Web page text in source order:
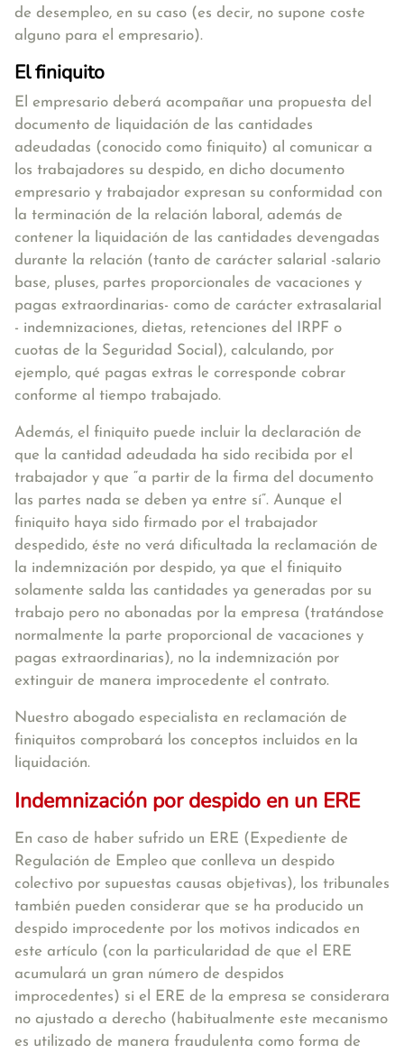
de desempleo, en su caso (es decir, no supone coste
alguno para el empresario).
El finiquito
El empresario deberá acompañar una propuesta del
documento de liquidación de las cantidades
adeudadas (conocido como finiquito) al comunicar a
los trabajadores su despido, en dicho documento
empresario y trabajador expresan su conformidad con
la terminación de la relación laboral, además de
contener la liquidación de las cantidades devengadas
durante la relación (tanto de carácter salarial -salario
base, pluses, partes proporcionales de vacaciones y
pagas extraordinarias- como de carácter extrasalarial
- indemnizaciones, dietas, retenciones del IRPF o
cuotas de la Seguridad Social), calculando, por
ejemplo, qué pagas extras le corresponde cobrar
conforme al tiempo trabajado.
Además, el finiquito puede incluir la declaración de
que la cantidad adeudada ha sido recibida por el
trabajador y que “a partir de la firma del documento
las partes nada se deben ya entre sí”. Aunque el
finiquito haya sido firmado por el trabajador
despedido, éste no verá dificultada la reclamación de
la indemnización por despido, ya que el finiquito
solamente salda las cantidades ya generadas por su
trabajo pero no abonadas por la empresa (tratándose
normalmente la parte proporcional de vacaciones y
pagas extraordinarias), no la indemnización por
extinguir de manera improcedente el contrato.
Nuestro abogado especialista en reclamación de
finiquitos comprobará los conceptos incluidos en la
liquidación.
Indemnización por despido en un ERE
En caso de haber sufrido un ERE (Expediente de
Regulación de Empleo que conlleva un despido
colectivo por supuestas causas objetivas), los tribunales
también pueden considerar que se ha producido un
despido improcedente por los motivos indicados en
este artículo (con la particularidad de que el ERE
acumulará un gran número de despidos
improcedentes) si el ERE de la empresa se considerara
no ajustado a derecho (habitualmente este mecanismo
es utilizado de manera fraudulenta como forma de